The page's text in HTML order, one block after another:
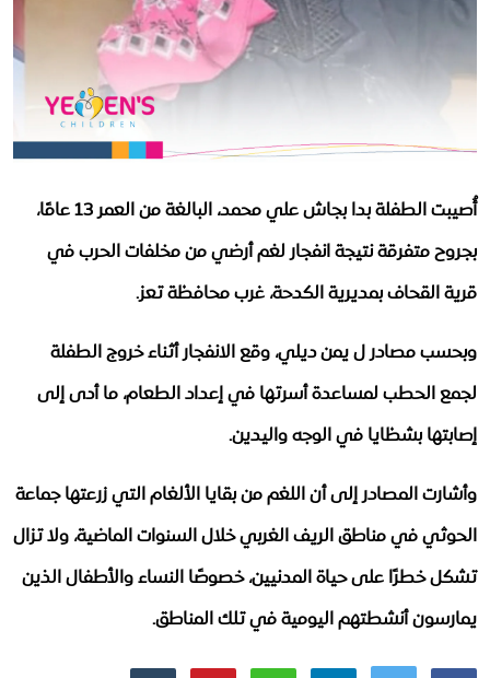
وفاة أم وطفليها وإصابة الأب إثر انفجار بطارية طاقة شمسية في تعز
ارتفاع وفيات الحصبة بين أطفال اليمن إلى 87 حالة خلال النصف الأول من 2026
كيف تحمي طفلك في 5 خطوات؟
أرقام وحقائق صادمة عن الأطفال والإنترنت
حجة.. مقتل طفلين نازحين وإصابة آخرين إثر انفجار قنبلة داخل مخيم للنازحين
استقصاء
توعية
ملتيميديا
كتابات وحوارات
مجتمعنا
Arabic
أُصيبت الطفلة بدا بجاش علي محمد، البالغة من العمر 13 عامًا،
بجروح متفرقة نتيجة انفجار لغم أرضي من مخلفات الحرب في
قرية القحاف بمديرية الكدحة، غرب محافظة تعز.
وبحسب مصادر ل يمن ديلي، وقع الانفجار أثناء خروج الطفلة
لجمع الحطب لمساعدة أسرتها في إعداد الطعام، ما أدى إلى
إصابتها بشظايا في الوجه واليدين.
وأشارت المصادر إلى أن اللغم من بقايا الألغام التي زرعتها جماعة
الحوثي في مناطق الريف الغربي خلال السنوات الماضية، ولا تزال
تشكل خطرًا على حياة المدنيين، خصوصًا النساء والأطفال الذين
يمارسون أنشطتهم اليومية في تلك المناطق.